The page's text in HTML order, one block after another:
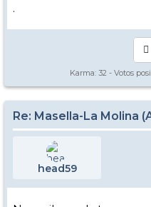
.
Karma: 32 - Votos
Re: Masella-La Molina
head59